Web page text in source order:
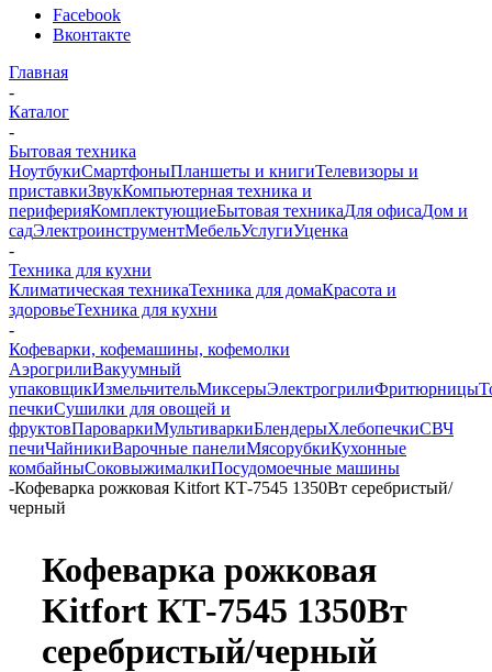
Facebook
Вконтакте
Главная
-
Каталог
-
Бытовая техника
НоутбукиСмартфоныПланшеты и книгиТелевизоры и
приставкиЗвукКомпьютерная техника и
периферияКомплектующиеБытовая техникаДля офисаДом и
садЭлектроинструментМебельУслугиУценка
-
Техника для кухни
Климатическая техникаТехника для домаКрасота и
здоровьеТехника для кухни
-
Кофеварки, кофемашины, кофемолки
АэрогрилиВакуумный
упаковщикИзмельчительМиксерыЭлектрогрилиФритюрницы
печкиСушилки для овощей и
фруктовПароваркиМультиваркиБлендерыХлебопечкиСВЧ
печиЧайникиВарочные панелиМясорубкиКухонные
комбайныСоковыжималкиПосудомоечные машины
-Кофеварка рожковая Kitfort КТ-7545 1350Вт серебристый/
черный
Кофеварка рожковая
Kitfort КТ-7545 1350Вт
серебристый/черный